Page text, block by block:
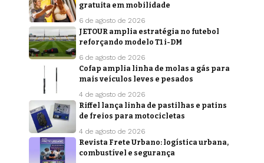
gratuita em mobilidade
6 de agosto de 2026
JETOUR amplia estratégia no futebol
reforçando modelo T1 i-DM
6 de agosto de 2026
Cofap amplia linha de molas a gás para
mais veículos leves e pesados
4 de agosto de 2026
Riffel lança linha de pastilhas e patins
de freios para motocicletas
4 de agosto de 2026
Revista Frete Urbano: logística urbana,
combustível e segurança